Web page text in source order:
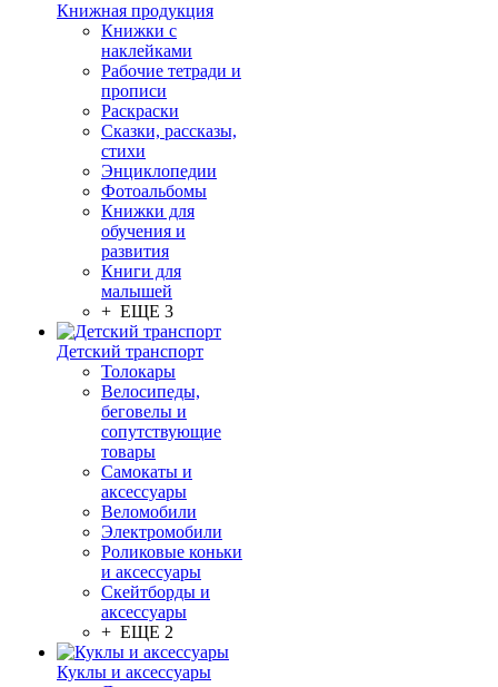
Книжная продукция
Книжки с
наклейками
Рабочие тетради и
прописи
Раскраски
Сказки, рассказы,
стихи
Энциклопедии
Фотоальбомы
Книжки для
обучения и
развития
Книги для
малышей
+ ЕЩЕ 3
Детский транспорт
Толокары
Велосипеды,
беговелы и
сопутствующие
товары
Самокаты и
аксессуары
Веломобили
Электромобили
Роликовые коньки
и аксессуары
Скейтборды и
аксессуары
+ ЕЩЕ 2
Куклы и аксессуары